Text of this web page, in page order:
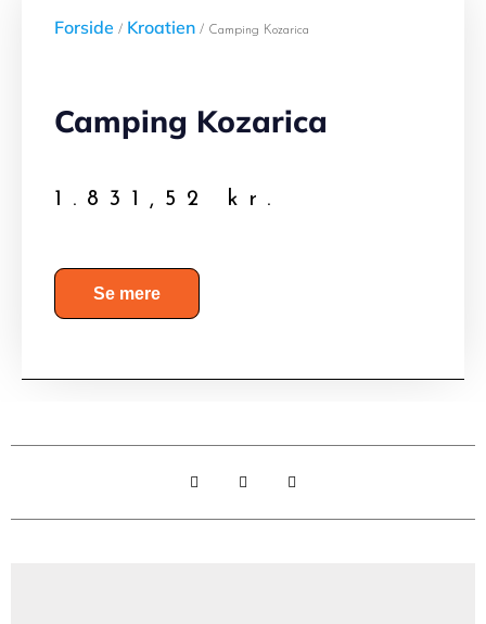
Forside / Kroatien / Camping Kozarica
Camping Kozarica
1.831,52 kr.
Se mere